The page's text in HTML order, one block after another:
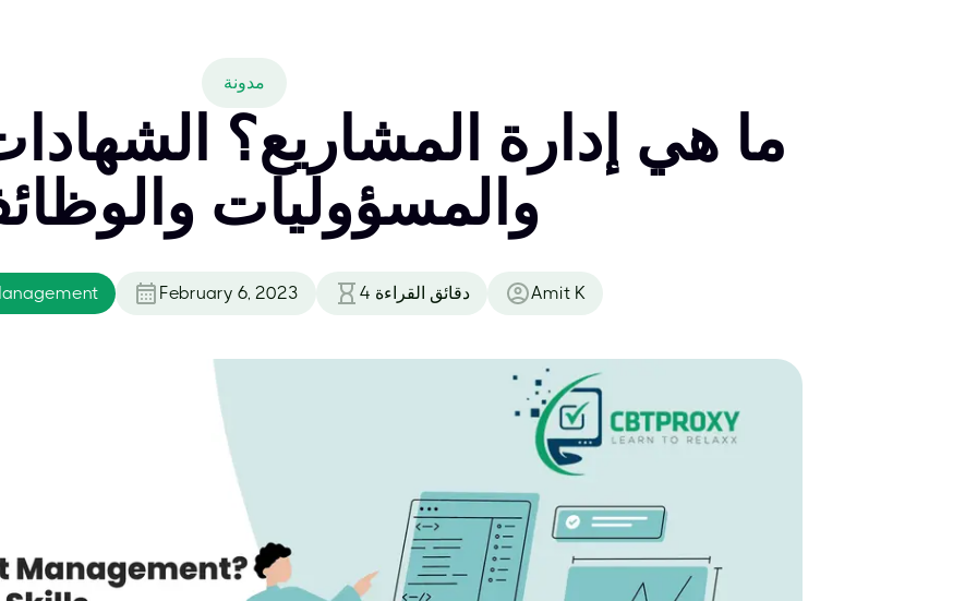
مدونة
ما هي إدارة المشاريع؟
والمسؤوليات
February 6, 2023 4 دقائق القراءة Amit K